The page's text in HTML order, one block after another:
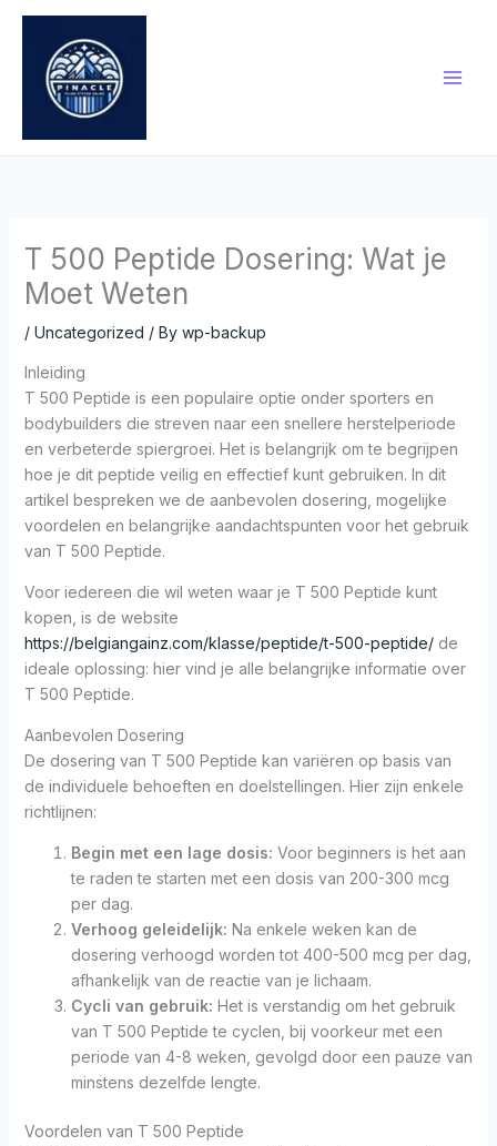
Skip
content
T 500 Peptide Dosering: Wat je
Moet Weten
/ Uncategorized / By wp-backup
Inleiding
T 500 Peptide is een populaire optie onder sporters en
bodybuilders die streven naar een snellere herstelperiode
en verbeterde spiergroei. Het is belangrijk om te begrijpen
hoe je dit peptide veilig en effectief kunt gebruiken. In dit
artikel bespreken we de aanbevolen dosering, mogelijke
voordelen en belangrijke aandachtspunten voor het gebruik
van T 500 Peptide.
Voor iedereen die wil weten waar je T 500 Peptide kunt
kopen, is de website
https://belgiangainz.com/klasse/peptide/t-500-peptide/de
ideale oplossing: hier vind je alle belangrijke informatie over
T 500 Peptide.
Aanbevolen Dosering
De dosering van T 500 Peptide kan variëren op basis van
de individuele behoeften en doelstellingen. Hier zijn enkele
richtlijnen:
Begin met een lage dosis: Voor beginners is het aan
te raden te starten met een dosis van 200-300 mcg
per dag.
Verhoog geleidelijk: Na enkele weken kan de
dosering verhoogd worden tot 400-500 mcg per dag,
afhankelijk van de reactie van je lichaam.
Cycli van gebruik: Het is verstandig om het gebruik
van T 500 Peptide te cyclen, bij voorkeur met een
periode van 4-8 weken, gevolgd door een pauze van
minstens dezelfde lengte.
Voordelen van T 500 Peptide